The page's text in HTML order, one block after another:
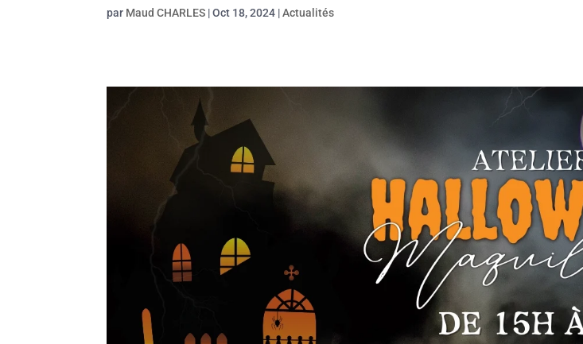
par Maud CHARLES |Oct 18, 2024 |Actualités